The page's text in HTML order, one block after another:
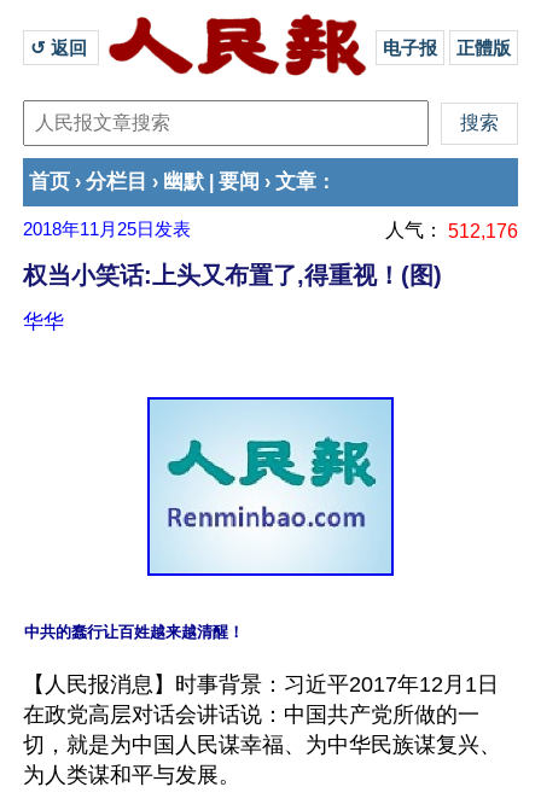
↺ 返回 电子报 正體版
首页 › 分栏目 › 幽默 要闻 › 文章 ：
2018年11月25日 发表 人气： 512,176
权当小笑话:上头又布置了,得重视！(图)
华华
中共的蠢行让百姓越来越清醒！
【人民报消息】时事背景：习近平2017年12月1日
在政党高层对话会讲话说：中国共产党所做的一
切，就是为中国人民谋幸福、为中华民族谋复兴、
为人类谋和平与发展。